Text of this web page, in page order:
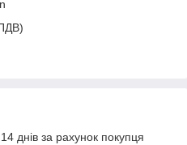
днів за рахунок покупця